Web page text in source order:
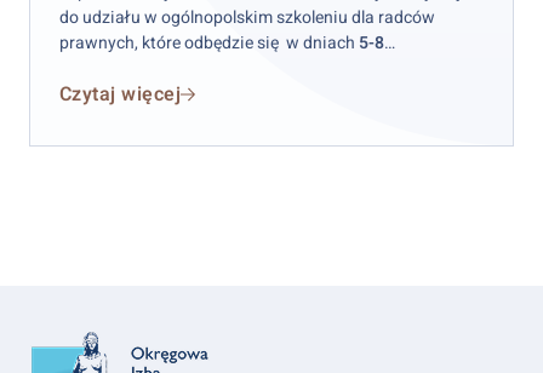
radcy
prawnego
do udziału w ogólnopolskim szkoleniu dla radców
prawnych, które odbędzie się w dniach 5-8
Czytaj więcej